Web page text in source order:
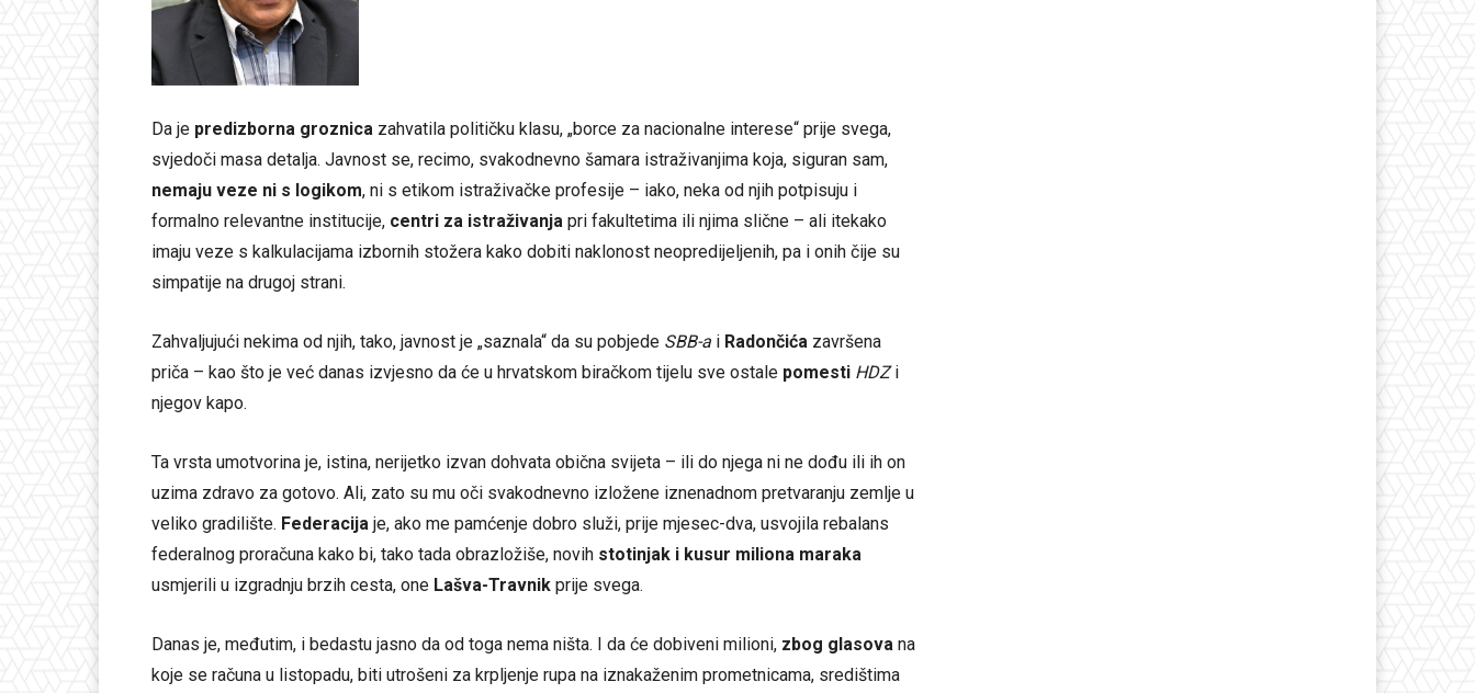
Da je predizborna groznica zahvatila političku klasu, „borce za nacionalne interese“ prije svega,
svjedoči masa detalja. Javnost se, recimo, svakodnevno šamara istraživanjima koja, siguran sam,
nemaju veze ni s logikom, ni s etikom istraživačke profesije – iako, neka od njih potpisuju i
formalno relevantne institucije, centri za istraživanja pri fakultetima ili njima slične – ali itekako
imaju veze s kalkulacijama izbornih stožera kako dobiti naklonost neopredijeljenih, pa i onih čije su
simpatije na drugoj strani.
Zahvaljujući nekima od njih, tako, javnost je „saznala“ da su pobjede SBB-a i Radončića završena
priča – kao što je već danas izvjesno da će u hrvatskom biračkom tijelu sve ostale pomesti HDZi
njegov kapo.
Ta vrsta umotvorina je, istina, nerijetko izvan dohvata obična svijeta – ili do njega ni ne dođu ili ih on
uzima zdravo za gotovo. Ali, zato su mu oči svakodnevno izložene iznenadnom pretvaranju zemlje u
veliko gradilište. Federacija je, ako me pamćenje dobro služi, prije mjesec-dva, usvojila rebalans
federalnog proračuna kako bi, tako tada obrazložiše, novih stotinjak i kusur miliona maraka
usmjerili u izgradnju brzih cesta, one Lašva-Travnik prije svega.
Danas je, međutim, i bedastu jasno da od toga nema ništa. I da će dobiveni milioni, zbog glasova na
koje se računa u listopadu, biti utrošeni za krpljenje rupa na iznakaženim prometnicama, središtima